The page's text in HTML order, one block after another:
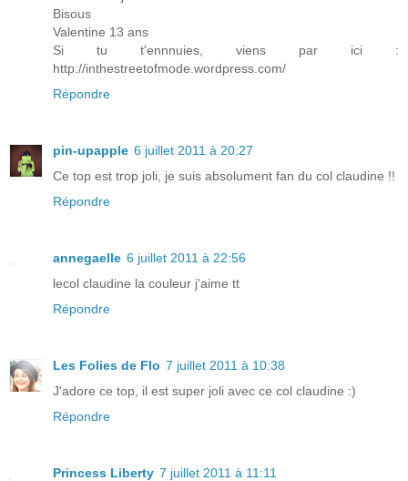
Bisous
Valentine 13 ans
Si tu t'ennnuies, viens par ici :
http://inthestreetofmode.wordpress.com/
Répondre
pin-upapple 6 juillet 2011 à 20:27
Ce top est trop joli, je suis absolument fan du col claudine !!
Répondre
annegaelle 6 juillet 2011 à 22:56
lecol claudine la couleur j'aime tt
Répondre
Les Folies de Flo 7 juillet 2011 à 10:38
J'adore ce top, il est super joli avec ce col claudine :)
Répondre
Princess Liberty 7 juillet 2011 à 11:11